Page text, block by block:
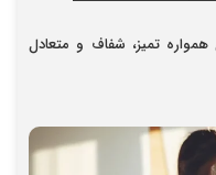
تمیز، شفاف و متعادل